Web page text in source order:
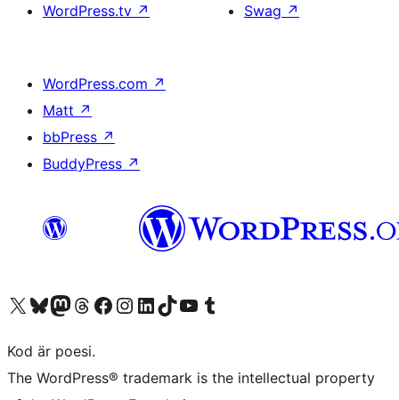
WordPress.tv ↗
Swag ↗
WordPress.com ↗
Matt ↗
bbPress ↗
BuddyPress ↗
Besök vår X-konto (f.d. Twitter)
Besök vårt Bluesky-konto
Besök vårt Mastodon-konto
Besök vårt Thread-konto
Besök vår Facebook-sidaBesök vårt Instagram-konto
Besök vårt LinkedIn-konto
Besök vårt TikTok-konto
Besök vår YouTube-kanalBesök vårt Tumblr-konto
Kod är poesi.
The WordPress® trademark is the intellectual property